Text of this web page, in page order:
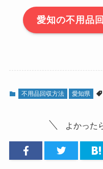
愛知の不用品
不用品回収方法 愛知県
よかった